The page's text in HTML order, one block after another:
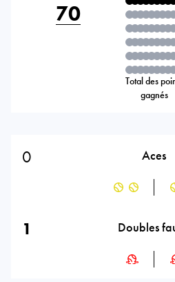
70
Total des
gagnés
0 Aces
1 Doubles